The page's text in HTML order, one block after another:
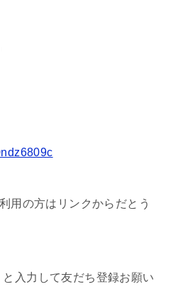
用の方はリンクからだとう
入力して友だち登録お願い